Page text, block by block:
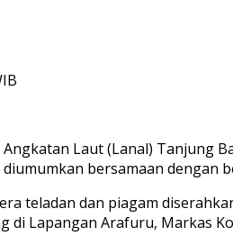
Laut (Lanal) Tanjung
bersamaan dengan
teladan dan piagam
di Lapangan Arafuru, Markas